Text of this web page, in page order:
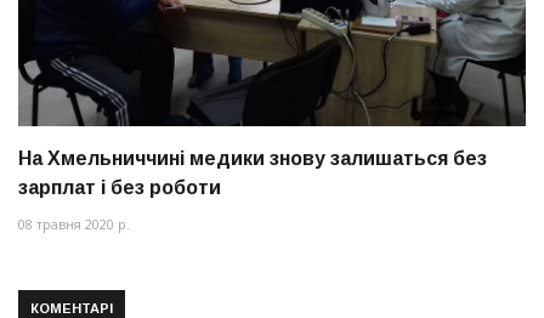
На Хмельниччині медики знову залишаться без
зарплат і без роботи
08 травня 2020 р.
КОМЕНТАРІ